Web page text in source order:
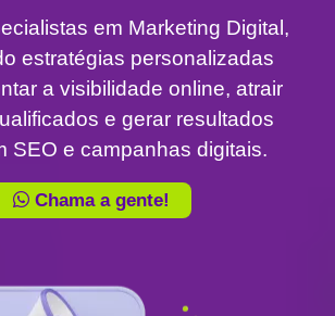
em Marketing Digital,
estratégias personalizadas
a visibilidade online, atrair
e gerar resultados
SEO e campanhas digitais.
Chama a gente!